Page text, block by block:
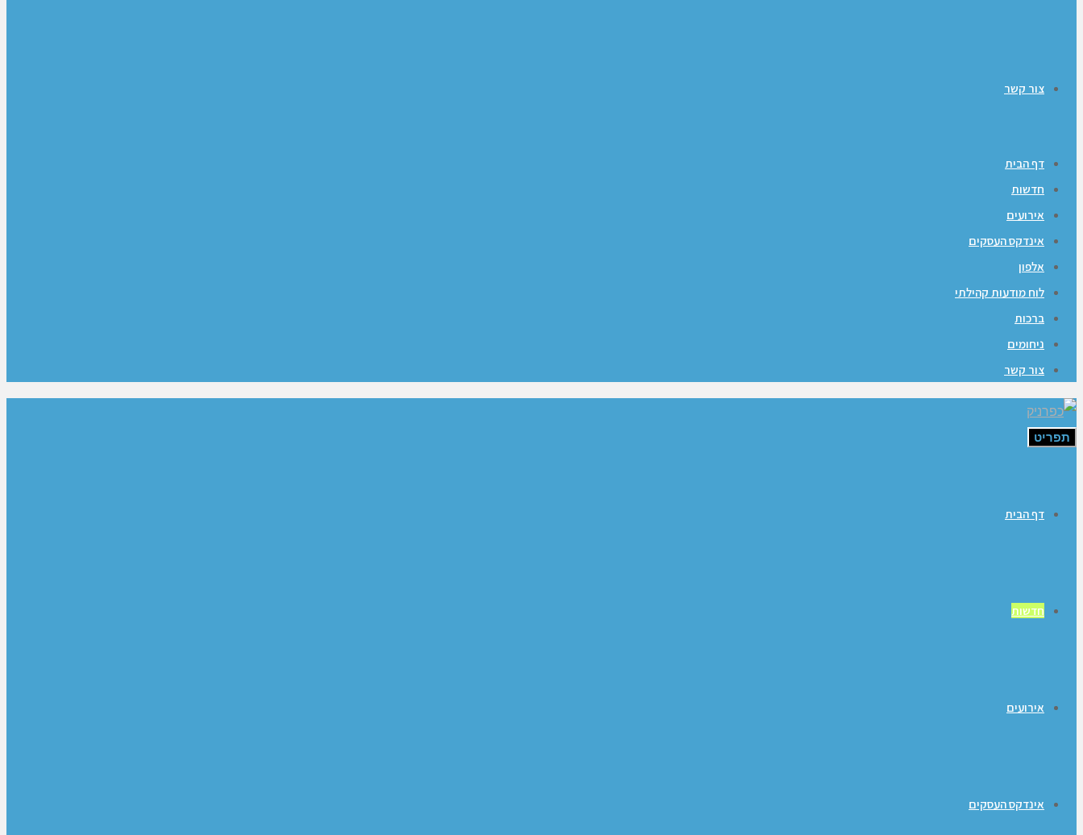
צור קשר
דף הבית
חדשות
אירועים
אינדקס העסקים
אלפון
לוח מודעות קהילתי
ברכות
ניחומים
צור קשר
תפריט
דף הבית
חדשות
אירועים
אינדקס העסקים